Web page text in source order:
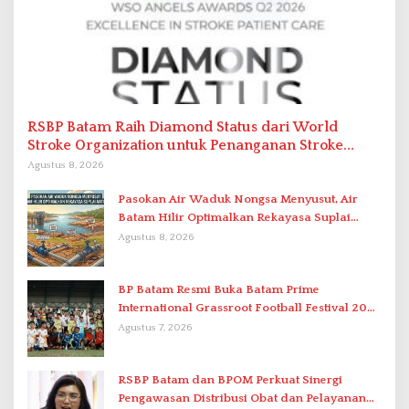
RSBP Batam Raih Diamond Status dari World
Stroke Organization untuk Penanganan Stroke
Berstandar Internasional
Agustus 8, 2026
Pasokan Air Waduk Nongsa Menyusut, Air
Batam Hilir Optimalkan Rekayasa Suplai
Antar-IPAM
Agustus 8, 2026
BP Batam Resmi Buka Batam Prime
International Grassroot Football Festival 2026
di Stadion Temenggung Abdul Jamal
Agustus 7, 2026
RSBP Batam dan BPOM Perkuat Sinergi
Pengawasan Distribusi Obat dan Pelayanan